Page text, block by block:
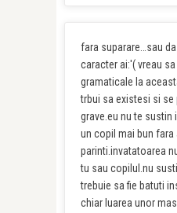
fara suparare…sau
caracter ai:'( vreau
gramaticale la
trbui sa existesi si
grave.eu nu te sustin
un copil mai bun fara
parinti.invatatoarea
tu sau copilul.nu
trebuie sa fie batuti
chiar luarea unor